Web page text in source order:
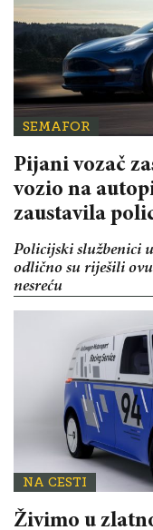
SEMAFOR
Pijani vozač
vozio na
zaustavila
Policijski službenici
odlično su riješili
nesreću
NA CESTI
Živimo u